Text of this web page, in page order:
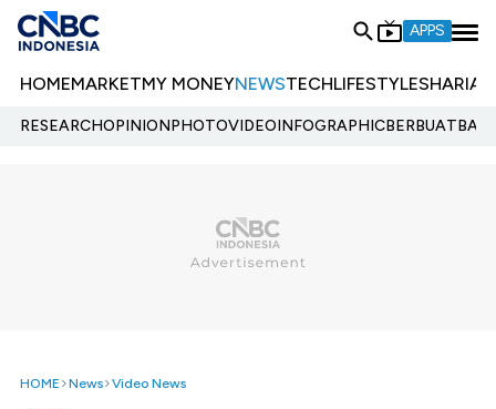
APPS
HOMEMARKETMY MONEYNEWSTECHLIFESTYLESHARIA
RESEARCHOPINIONPHOTOVIDEOINFOGRAPHIC
HOME News Video News